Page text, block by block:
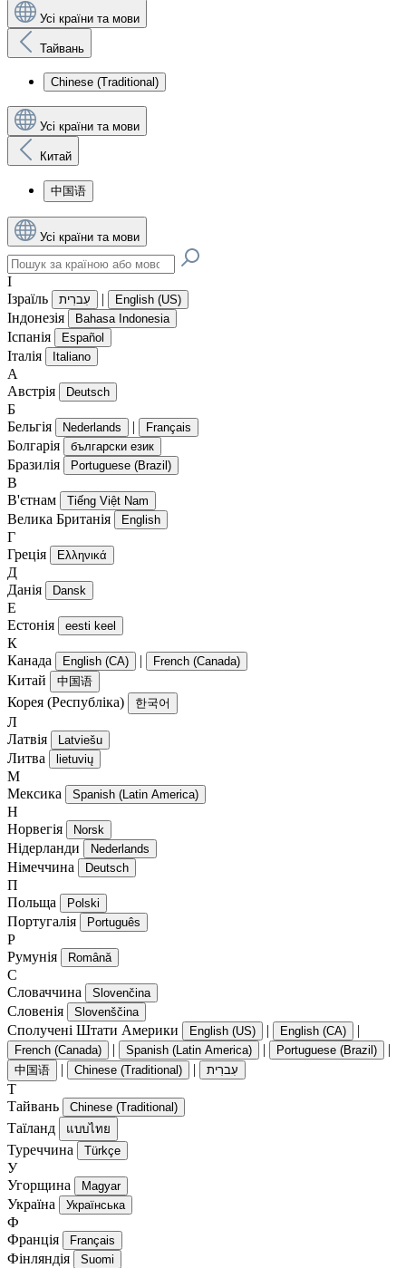
Усі країни та мови
Тайвань
Chinese (Traditional)
Усі країни та мови
Китай
中国语
Усі країни та мови
І
Ізраїль
עִברִית | English (US)
Індонезія Bahasa Indonesia
Іспанія Español
Італія Italiano
А
Австрія
Deutsch
Б
Бельгія
Nederlands | Français
Болгарія български език
Бразилія Portuguese (Brazil)
В
В'єтнам
Tiếng Việt Nam
Велика Британія English
Г
Греція
Ελληνικά
Д
Данія
Dansk
Е
Естонія
eesti keel
К
Канада
English (CA) | French (Canada)
Китай 中国语
Корея (Республіка) 한국어
Л
Латвія
Latviešu
Литва lietuvių
М
Мексика
Spanish (Latin America)
Н
Норвегія
Norsk
Нідерланди Nederlands
Німеччина Deutsch
П
Польща
Polski
Португалія Português
Р
Румунія
Română
С
Словаччина
Slovenčina
Словенія Slovenščina
Сполучені Штати Америки English (US) | English (CA) |
French (Canada) | Spanish (Latin America) | Portuguese (Brazil) |
中国语 | Chinese (Traditional) | עִברִית
Т
Тайвань
Chinese (Traditional)
Таїланд แบบไทย
Туреччина Türkçe
У
Угорщина
Magyar
Україна Українська
Ф
Франція
Français
Фінляндія Suomi